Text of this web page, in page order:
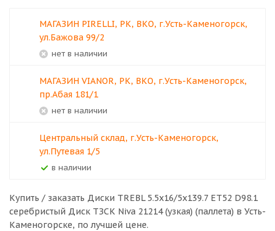
МАГАЗИН PIRELLI, РК, ВКО, г.Усть-Каменогорск,
ул.Бажова 99/2
Нет в наличии
МАГАЗИН VIANOR, РК, ВКО, г.Усть-Каменогорск,
пр.Абая 181/1
Нет в наличии
Центральный склад, г.Усть-Каменогорск,
ул.Путевая 1/5
В наличии
Купить / заказать Диски TREBL 5.5x16/5x139.7 ET52 D98.1
серебристый Диск ТЗСК Niva 21214 (узкая) (паллета) в Усть-
Каменогорске, по лучшей цене.